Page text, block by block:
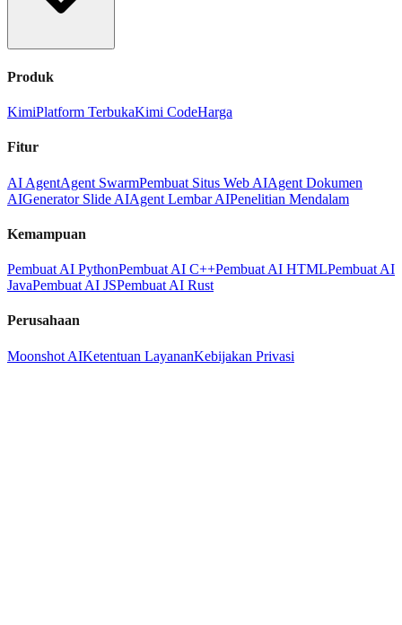
Produk
KimiPlatform TerbukaKimi CodeHarga
Fitur
AI AgentAgent SwarmPembuat Situs Web AIAgent Dokumen
AIGenerator Slide AIAgent Lembar AIPenelitian Mendalam
Kemampuan
Pembuat AI PythonPembuat AI C++Pembuat AI HTMLPembuat AI
JavaPembuat AI JSPembuat AI Rust
Perusahaan
Moonshot AIKetentuan LayananKebijakan Privasi